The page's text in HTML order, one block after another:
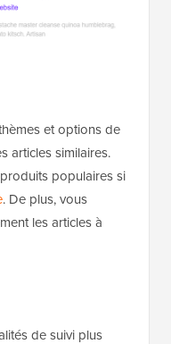
et options de
articles similaires.
populaires si
. De plus, vous
les articles à
de suivi plus